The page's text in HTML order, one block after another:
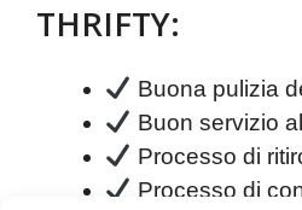
THRIFTY:
Buona pulizia
Buon servizio
Processo di
Processo di